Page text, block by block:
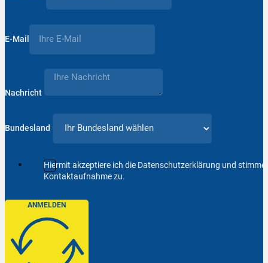
E-Mail
Nachricht
Bundesland
Hiermit akzeptiere ich die Datenschutzerklärung und
Kontaktaufnahme zu.
ANMELDEN